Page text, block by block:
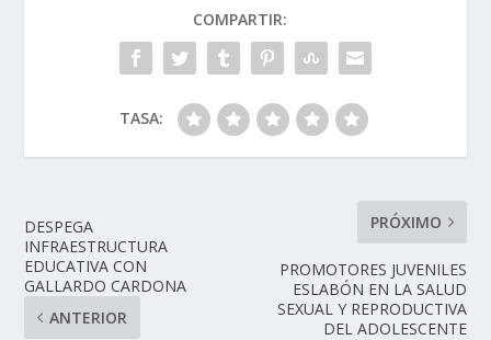
COMPARTIR:
TASA:
DESPEGA
INFRAESTRUCTURA
EDUCATIVA CON
GALLARDO CARDONA
ANTERIOR
PRÓXIMO
PROMOTORES JUVENILES
ESLABÓN EN LA SALUD
SEXUAL Y REPRODUCTIVA
DEL ADOLESCENTE